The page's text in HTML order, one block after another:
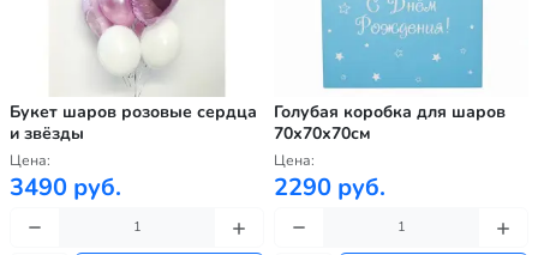
Букет шаров розовые сердца
и звёзды
Цена:
3490 руб.
Голубая коробка для шаров
70х70х70см
Цена:
2290 руб.